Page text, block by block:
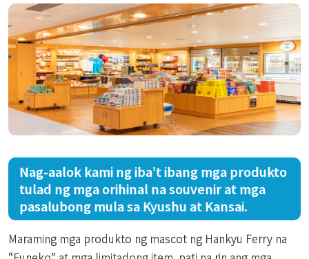
Nag-aalok kami ng iba’t ibang mga produkto
tulad ng mga orihinal na souvenir at mga
pasalubong mula sa Kyushu at Kansai.
Maraming mga produkto ng mascot ng Hankyu Ferry na